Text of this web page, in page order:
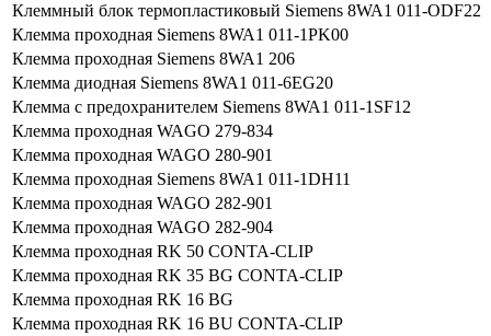
Клеммный блок термопластиковый Siemens 8WA1 011-ODF22
Клемма проходная Siemens 8WA1 011-1PK00
Клемма проходная Siemens 8WA1 206
Клемма диодная Siemens 8WA1 011-6EG20
Клемма с предохранителем Siemens 8WA1 011-1SF12
Клемма проходная WAGO 279-834
Клемма проходная WAGO 280-901
Клемма проходная Siemens 8WA1 011-1DH11
Клемма проходная WAGO 282-901
Клемма проходная WAGO 282-904
Клемма проходная RK 50 CONTA-CLIP
Клемма проходная RK 35 BG CONTA-CLIP
Клемма проходная RK 16 BG
Клемма проходная RK 16 BU CONTA-CLIP